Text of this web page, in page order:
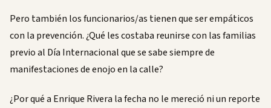
Pero también los funcionarios/as tienen que ser empáticos
con la prevención. ¿Qué les costaba reunirse con las familias
previo al Día Internacional que se sabe siempre de
manifestaciones de enojo en la calle?
¿Por qué a Enrique Rivera la fecha no le mereció ni un reporte